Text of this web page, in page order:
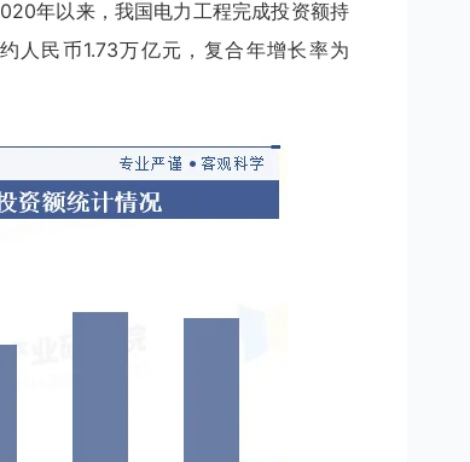
年以来，我国电力工程完成投资额持
人民币1.73万亿元，复合年增长率为